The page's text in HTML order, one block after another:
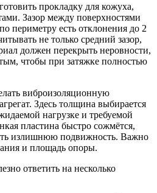
прокладку для кожуха,
Зазор между поверхностями
периметру есть отклонения до 2
не только средний зазор,
должен перекрыть неровности,
чтобы при затяжке полностью
виброизоляционную
Здесь толщина выбирается
нагрузке и требуемой
пластина быстро сожмётся,
излишнюю подвижность. Важно
и площадь опоры.
ответить на несколько